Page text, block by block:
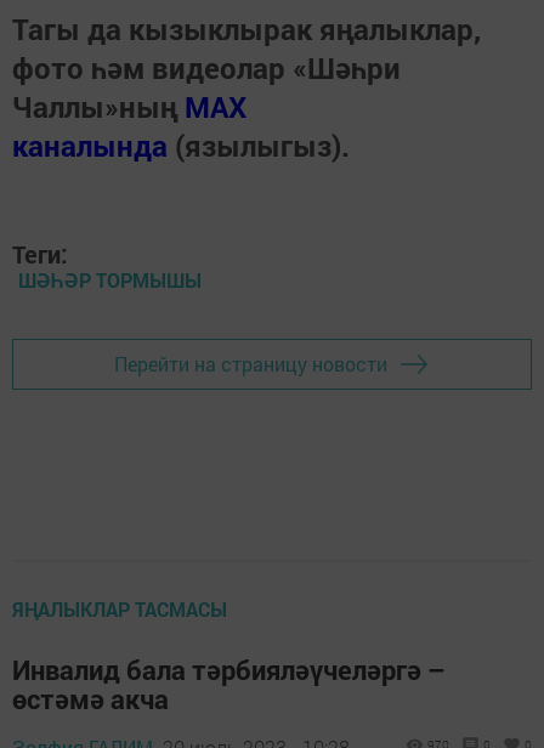
Тагы да кызыклырак яңалыклар,
фото һәм видеолар «Шәһри
Чаллы»ның MAX
каналында (язылыгыз).
Теги:
ШӘҺӘР ТОРМЫШЫ
Перейти на страницу новости
ЯҢАЛЫКЛАР ТАСМАСЫ
Инвалид бала тәрбияләүчеләргә –
өстәмә акча
970 0 0